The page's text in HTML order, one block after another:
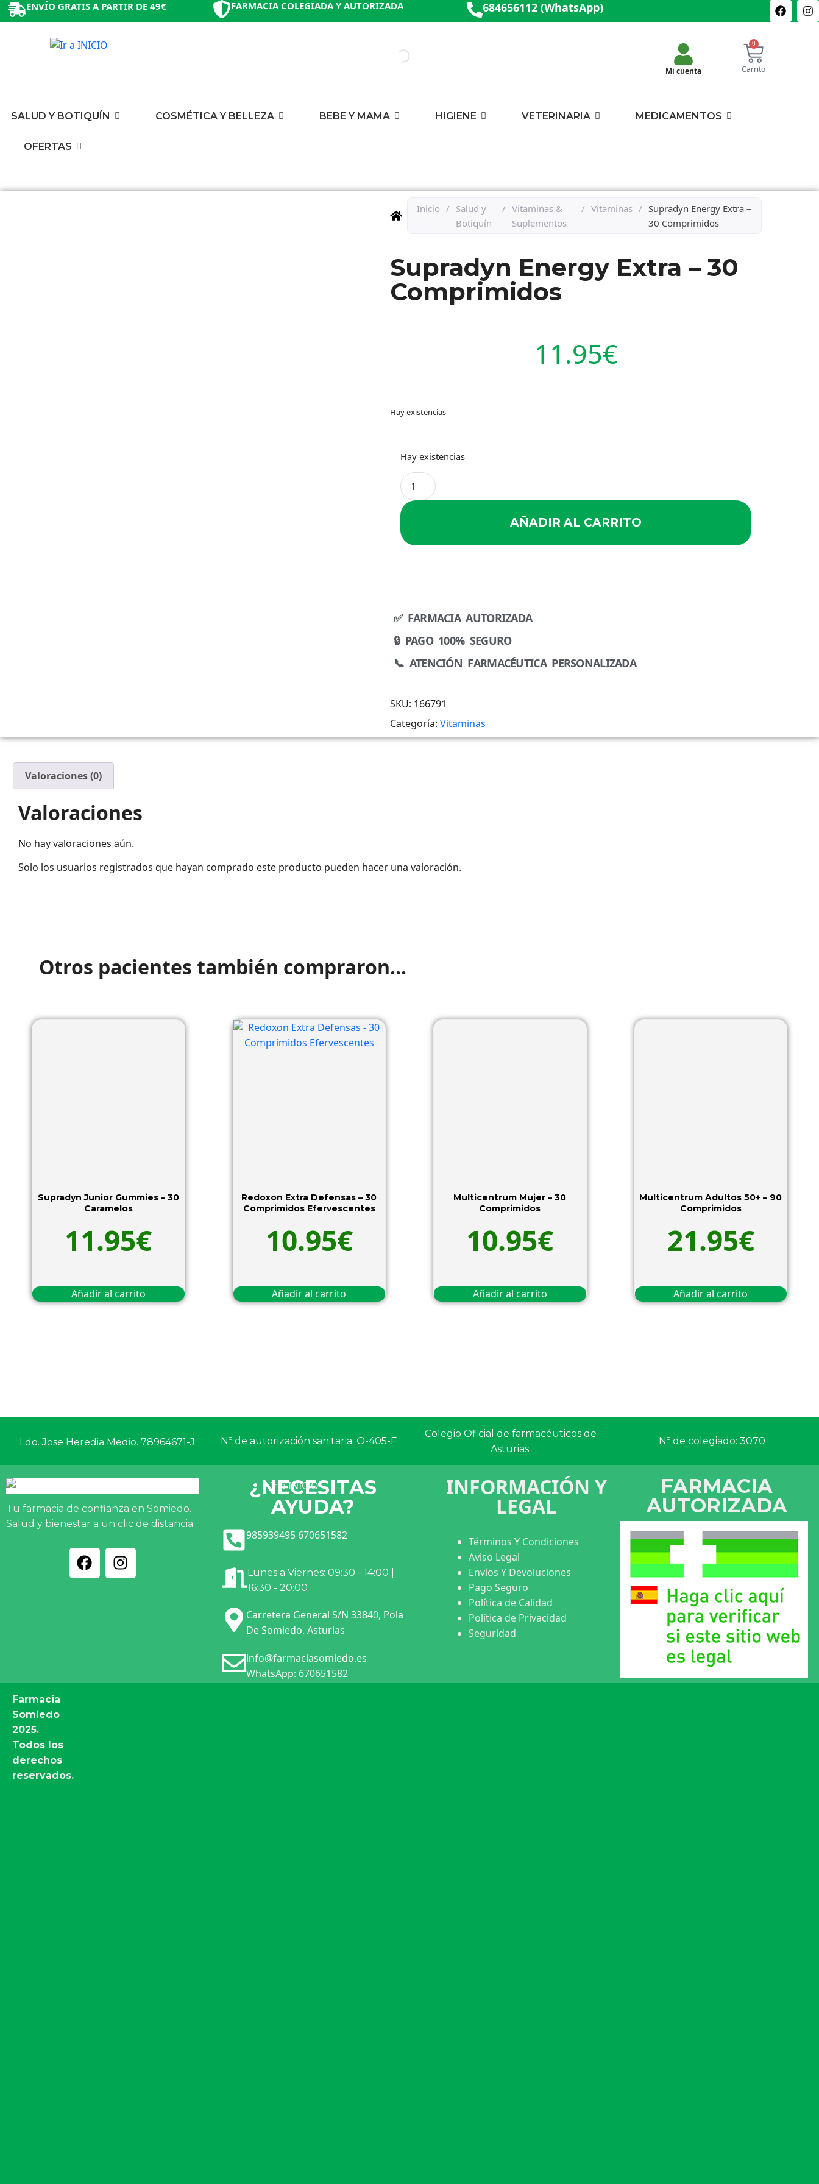
ENVÍO GRATIS A PARTIR DE 49€ FARMACIA COLEGIADA Y AUTORIZADA 684656112 (WhatsApp)
Mi cuenta
0
Carrito
SALUD Y BOTIQUÍN COSMÉTICA Y BELLEZA BEBE Y MAMA HIGIENE VETERINARIA MEDICAMENTOS
OFERTAS
Inicio / Salud y
Botiquín
/ Vitaminas &
Suplementos
/ Vitaminas / Supradyn Energy Extra –
30 Comprimidos
Supradyn Energy Extra – 30
Comprimidos
11.95€
Hay existencias
Hay existencias
AÑADIR AL CARRITO
✅ FARMACIA AUTORIZADA
🔒 PAGO 100% SEGURO
📞 ATENCIÓN FARMACÉUTICA PERSONALIZADA
SKU: 166791
Categoría: Vitaminas
Valoraciones (0)
Valoraciones
No hay valoraciones aún.
Solo los usuarios registrados que hayan comprado este producto pueden hacer una valoración.
Otros pacientes también compraron...
Supradyn Junior Gummies – 30
Caramelos
11.95€
Añadir al carrito
Redoxon Extra Defensas – 30
Comprimidos Efervescentes
10.95€
Añadir al carrito
Multicentrum Mujer – 30
Comprimidos
10.95€
Añadir al carrito
Multicentrum Adultos 50+ – 90
Comprimidos
21.95€
Añadir al carrito
Ldo. Jose Heredia Medio. 78964671-J Nº de autorización sanitaria: O-405-F
Colegio Oficial de farmacéuticos de
Asturias.
Nº de colegiado: 3070
Tu farmacia de confianza en Somiedo.
Salud y bienestar a un clic de distancia.
¿NECESITAS
AYUDA?
985939495 670651582
Lunes a Viernes: 09:30 - 14:00 |
16:30 - 20:00
Carretera General S/N 33840, Pola
De Somiedo. Asturias
info@farmaciasomiedo.es
WhatsApp: 670651582
INFORMACIÓN Y
LEGAL
Términos Y Condiciones
Aviso Legal
Envíos Y Devoluciones
Pago Seguro
Política de Calidad
Política de Privacidad
Seguridad
FARMACIA
AUTORIZADA
Farmacia
Somiedo
2025.
Todos los
derechos
reservados.